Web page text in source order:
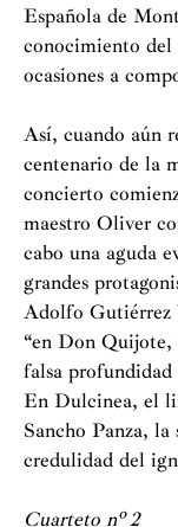
Española de
conocimiento del
ocasiones a
Así, cuando aún
centenario de la
concierto
maestro Oliver
cabo una aguda
grandes
Adolfo Gutiérrez
“en Don
falsa profundidad
En Dulcinea, el
Sancho Panza, la
credulidad del
Cuarteto nº 2